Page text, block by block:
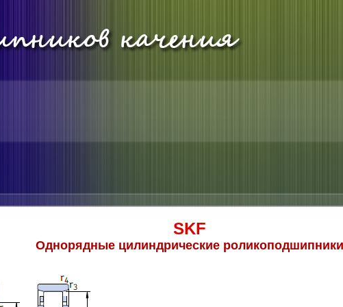
SKF
Однорядные цилиндрические роликоподшипники